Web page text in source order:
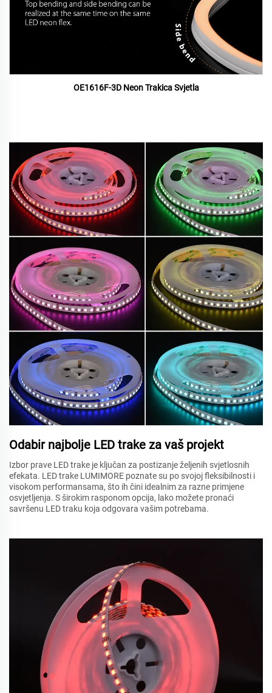
OE1616F-3D Neon Trakica Svjetla
Odabir najbolje LED trake za vaš projekt
Izbor prave LED trake je ključan za postizanje željenih svjetlosnih
efekata. LED trake LUMIMORE poznate su po svojoj fleksibilnosti i
visokom performansama, što ih čini idealnim za razne primjene
osvjetljenja. S širokim rasponom opcija, lako možete pronaći
savršenu LED traku koja odgovara vašim potrebama.